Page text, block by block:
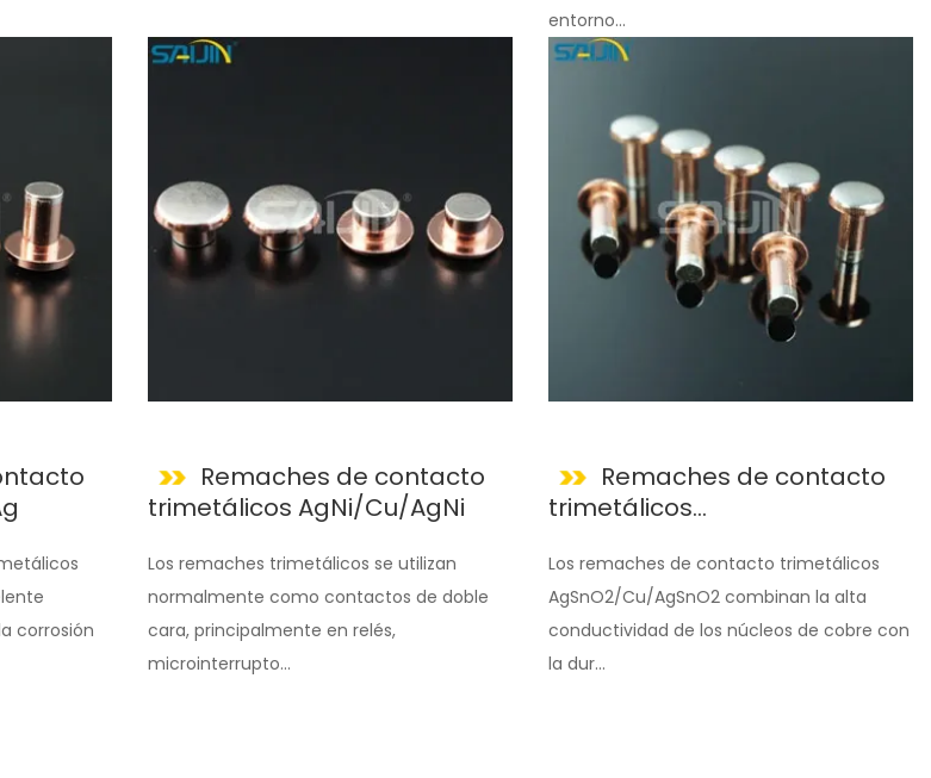
entorno...
corrosión
Remaches de contacto
trimetálicos AgNi/Cu/AgNi
Los remaches trimetálicos se utilizan
normalmente como contactos de doble
cara, principalmente en relés,
microinterrupto...
Remaches de contacto
trimetálicos
Los remaches de contacto trimetálicos
AgSnO2/Cu/AgSnO2 combinan la alta
conductividad de los núcleos de cobre con
la dur...